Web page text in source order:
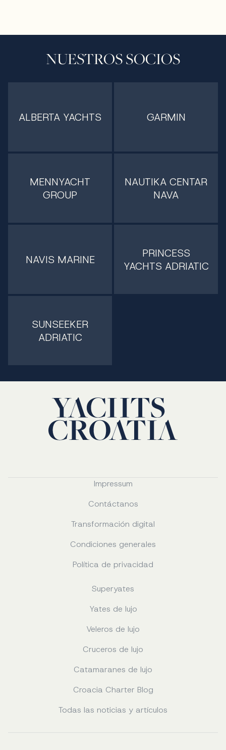
NUESTROS SOCIOS
ALBERTA YACHTS GARMIN
MENNYACHT
GROUP
NAUTIKA CENTAR
NAVA
NAVIS MARINE
PRINCESS
YACHTS ADRIATIC
SUNSEEKER
ADRIATIC
Impressum
Contáctanos
Transformación digital
Condiciones generales
Política de privacidad
Superyates
Yates de lujo
Veleros de lujo
Cruceros de lujo
Catamaranes de lujo
Croacia Charter Blog
Todas las noticias y artículos